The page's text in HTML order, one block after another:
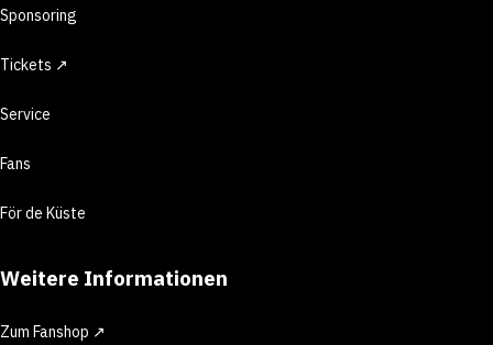
Sponsoring
Tickets ↗
Service
Fans
För de Küste
Weitere Informationen
Zum Fanshop ↗